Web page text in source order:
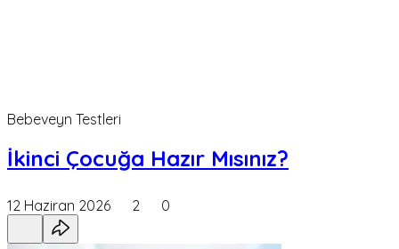
Bebeveyn Testleri
İkinci Çocuğa Hazır Mısınız?
12 Haziran 2026 2 0